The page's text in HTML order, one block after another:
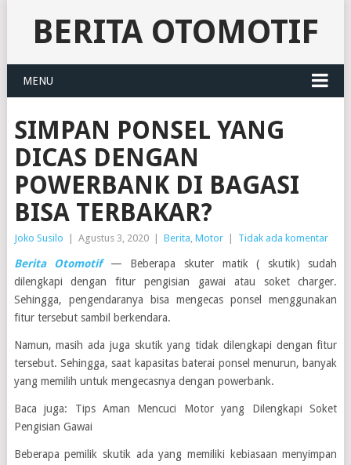
BERITA OTOMOTIF
MENU
SIMPAN PONSEL YANG
DICAS DENGAN
POWERBANK DI BAGASI
BISA TERBAKAR?
Joko Susilo Agustus 3, 2020 Berita, Motor Tidak ada komentar
Berita Otomotif— Beberapa skuter matik ( skutik) sudah
dilengkapi dengan fitur pengisian gawai atau soket charger.
Sehingga, pengendaranya bisa mengecas ponsel menggunakan
fitur tersebut sambil berkendara.
Namun, masih ada juga skutik yang tidak dilengkapi dengan fitur
tersebut. Sehingga, saat kapasitas baterai ponsel menurun, banyak
yang memilih untuk mengecasnya dengan powerbank.
Baca juga: Tips Aman Mencuci Motor yang Dilengkapi Soket
Pengisian Gawai
Beberapa pemilik skutik ada yang memiliki kebiasaan menyimpan